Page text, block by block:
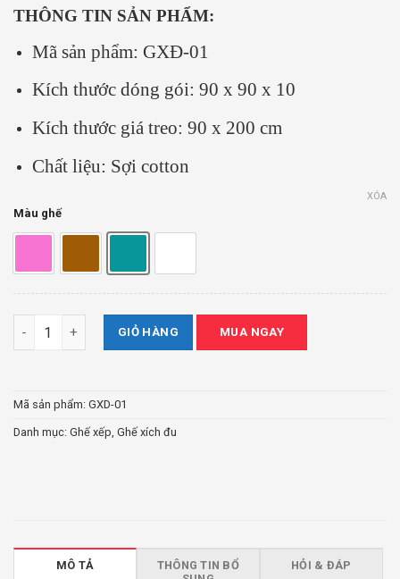
THÔNG TIN SẢN PHẨM:
Mã sản phẩm: GXĐ-01
Kích thước dóng gói: 90 x 90 x 10
Kích thước giá treo: 90 x 200 cm
Chất liệu: Sợi cotton
Màu ghế
XÓA
Ghế Xích Đu Tín Thành Phát số lượng
GIỎ HÀNG MUA NGAY
Mã sản phẩm: GXD-01
Danh mục: Ghế xếp, Ghế xích đu
MÔ TẢ
THÔNG TIN BỔ
HỎI & ĐÁP